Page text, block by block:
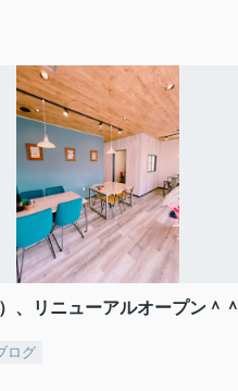
、リニューアルオープン＾＾
ログ